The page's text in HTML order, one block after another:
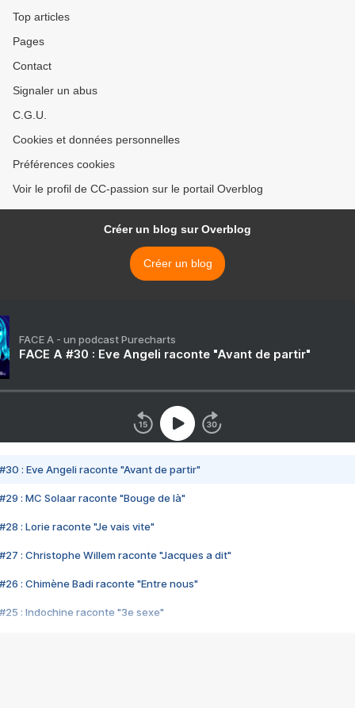
Top articles
Pages
Contact
Signaler un abus
C.G.U.
Cookies et données personnelles
Préférences cookies
Voir le profil de CC-passion sur le portail Overblog
Créer un blog sur Overblog
Créer un blog
FACE A - un podcast Purecharts
FACE A #30 : Eve Angeli raconte "Avant de partir"
#30 : Eve Angeli raconte "Avant de partir"
#29 : MC Solaar raconte "Bouge de là"
#28 : Lorie raconte "Je vais vite"
#27 : Christophe Willem raconte "Jacques a dit"
#26 : Chimène Badi raconte "Entre nous"
#25 : Indochine raconte "3e sexe"